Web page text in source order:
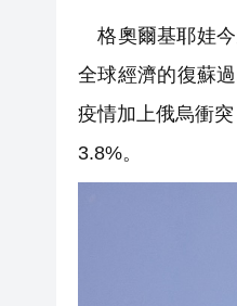
格奧爾基耶娃今
全球經濟的復蘇
疫情加上俄烏衝
3.8%。